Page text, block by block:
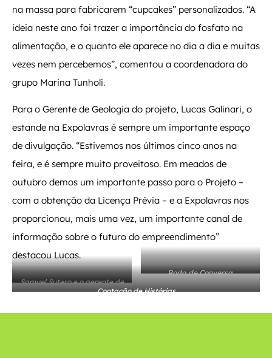
na massa para fabricarem “cupcakes” personalizados. “A
ideia neste ano foi trazer a importância do fosfato na
alimentação, e o quanto ele aparece no dia a dia e muitas
vezes nem percebemos”, comentou a coordenadora do
grupo Marina Tunholi.
Para o Gerente de Geologia do projeto, Lucas Galinari, o
estande na Expolavras é sempre um importante espaço
de divulgação. “Estivemos nos últimos cinco anos na
feira, e é sempre muito proveitoso. Em meados de
outubro demos um importante passo para o Projeto –
com a obtenção da Licença Prévia – e a Expolavras nos
proporcionou, mais uma vez, um importante canal de
informação sobre o futuro do empreendimento”
destacou Lucas.
Roda de Conversa
Samuel Sutero e o gerente de
geologia do Projeto, LucasContação de Histórias